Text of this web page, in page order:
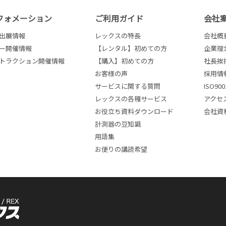
ォメーション
展情報
開催情報
ラクション開催情報
ご利用ガイド
レックスの特長
【レンタル】初めての方
【購入】初めての方
お客様の声
サービスに関する質問
レックスの各種サービス
お役立ち資料ダウンロード
計測器の豆知識
用語集
お便りの講読希望
会社
会社概
企業理
社長挨
採用情
アクセ
会社資